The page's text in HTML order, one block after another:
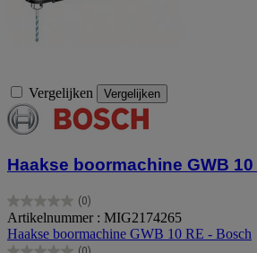
Vergelijken Vergelijken
Haakse boormachine GWB
(0)
0.0
van
de
Artikelnummer : MIG2174265
Haakse boormachine GWB 10 RE - Bosch